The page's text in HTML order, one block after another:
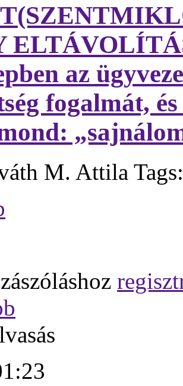
az
fogalmát,
M. Attila Tags: